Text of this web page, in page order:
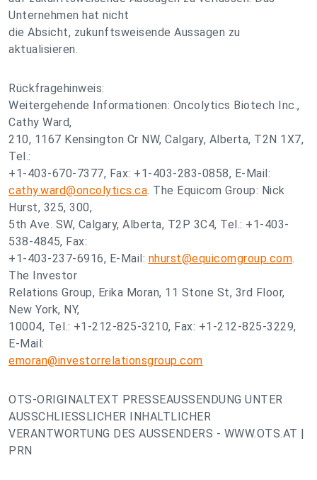
Unternehmen hat nicht
die Absicht, zukunftsweisende Aussagen zu
aktualisieren.
Rückfragehinweis:
Weitergehende Informationen: Oncolytics Biotech Inc.,
Cathy Ward,
210, 1167 Kensington Cr NW, Calgary, Alberta, T2N 1X7,
Tel.:
+1-403-670-7377, Fax: +1-403-283-0858, E-Mail:
cathy.ward@oncolytics.ca. The Equicom Group: Nick
Hurst, 325, 300,
5th Ave. SW, Calgary, Alberta, T2P 3C4, Tel.: +1-403-
538-4845, Fax:
+1-403-237-6916, E-Mail: nhurst@equicomgroup.com.
The Investor
Relations Group, Erika Moran, 11 Stone St, 3rd Floor,
New York, NY,
10004, Tel.: +1-212-825-3210, Fax: +1-212-825-3229,
E-Mail:
emoran@investorrelationsgroup.com
OTS-ORIGINALTEXT PRESSEAUSSENDUNG UNTER
AUSSCHLIESSLICHER INHALTLICHER
VERANTWORTUNG DES AUSSENDERS - WWW.OTS.AT |
PRN